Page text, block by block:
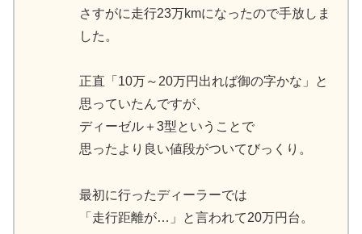
さすがに走行23万kmになったので手放しま
した。
正直「10万～20万円出れば御の字かな」と
思っていたんですが、
ディーゼル＋3型ということで
思ったより良い値段がついてびっくり。
最初に行ったディーラーでは
「走行距離が…」と言われて20万円台。